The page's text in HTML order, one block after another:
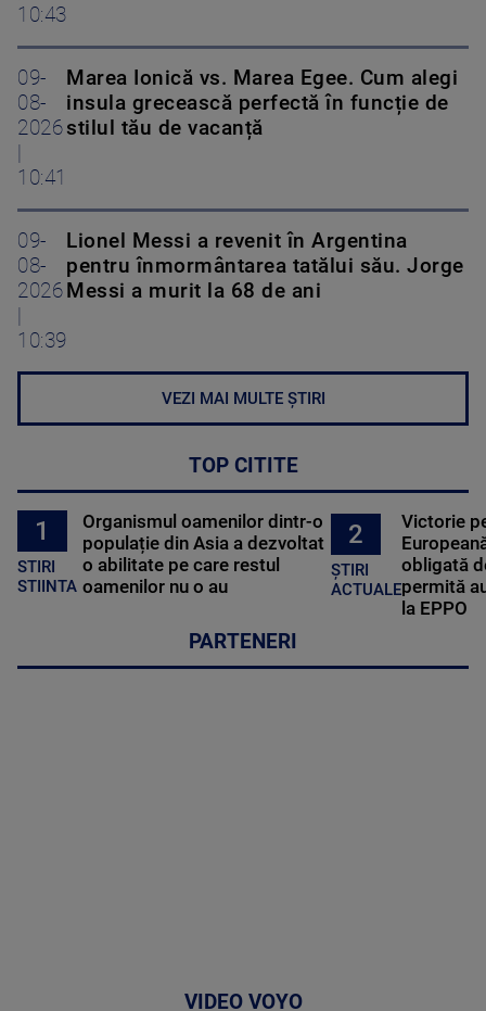
10:43
09-
08-
2026
10:41
Marea Ionică vs. Marea Egee. Cum alegi
insula grecească perfectă în funcție de
stilul tău de vacanță
09-
08-
2026
10:39
Lionel Messi a revenit în Argentina
pentru înmormântarea tatălui său. Jorge
Messi a murit la 68 de ani
VEZI MAI MULTE ȘTIRI
TOP CITITE
1
STIRI
STIINTA
Organismul oamenilor dintr-o
populație din Asia a dezvoltat
o abilitate pe care restul
oamenilor nu o au
2
ȘTIRI
ACTUALE
Victorie
obligată
permită
la EPPO
PARTENERI
VIDEO VOYO